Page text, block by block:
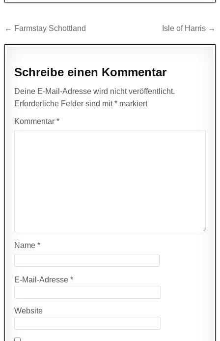
Beitragsnavigation
← Farmstay Schottland Isle of Harris →
Schreibe einen Kommentar
Deine E-Mail-Adresse wird nicht veröffentlicht.
Erforderliche Felder sind mit* markiert
Kommentar*
Name*
E-Mail-Adresse*
Website